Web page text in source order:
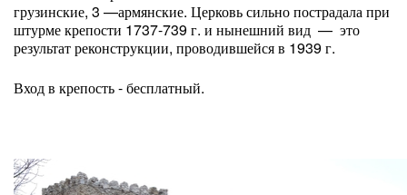
грузинские, 3 —армянские. Церковь сильно пострадала при
штурме крепости 1737-739 г. и нынешний вид — это
результат реконструкции, проводившейся в 1939 г.
Вход в крепость - бесплатный.